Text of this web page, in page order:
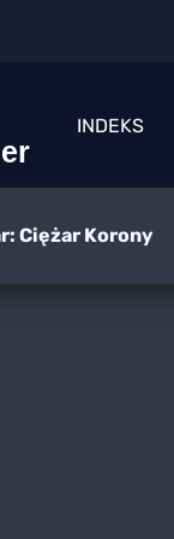
INDEKS
Ciężar Korony